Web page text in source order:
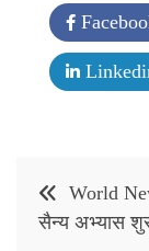
Post
navigation
World
सैन्य अभ्यास